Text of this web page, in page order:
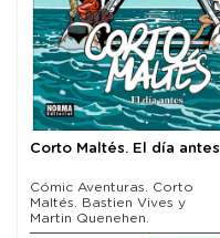
Corto Maltés. El día antes
Cómic Aventuras. Corto
Maltés. Bastien Vives y
Martin Quenehen.